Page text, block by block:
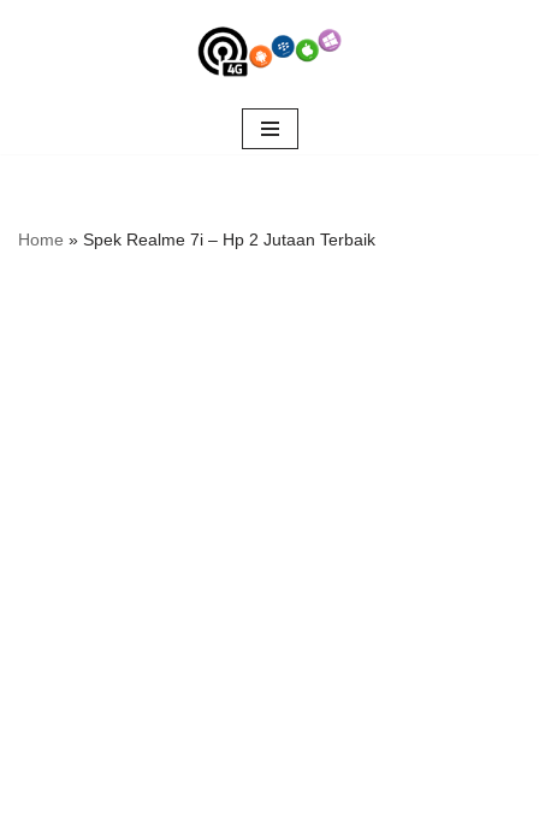
Home » Spek Realme 7i – Hp 2 Jutaan Terbaik